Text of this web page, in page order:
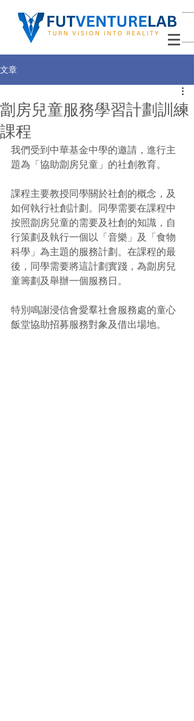
文章
劏房兒童服務學習計劃訓練
課程
我們受到中華基金中學的邀請，進行主
題為「協助劏房兒童」的社創教育。
課程主要教授同學關於社創的概念，及
如何執行社創計劃。同學需要在課程中
按照劏房兒童的需要及社創的知識，自
行策劃及執行一個以「音樂」及「食物
科學」為主題的服務計劃。在課程的最
後，同學需要將這計劃實踐，為劏房兒
童籌劃及舉辦一個服務日。
特別鳴謝浸信會愛羣社會服務處的童心
飯堂協助招募服務對象及借出場地。